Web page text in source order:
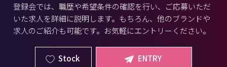
登録会では、職歴や希望条件の確認を行い、ご応募いただ
いた求人を詳細に説明します。もちろん、他のブランドや
求人のご紹介も可能です。お気軽にエントリーください。
Stock ENTRY